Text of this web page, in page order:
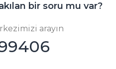
bir soru mu var?
arayın